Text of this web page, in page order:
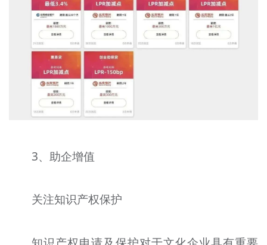
3、助企增值
关注知识产权保护